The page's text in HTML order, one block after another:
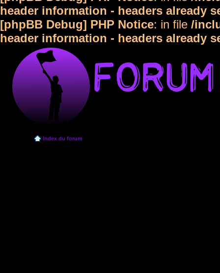
header information - headers already
[phpBB Debug] PHP Notice: in file /
header information - headers already
Index du forum